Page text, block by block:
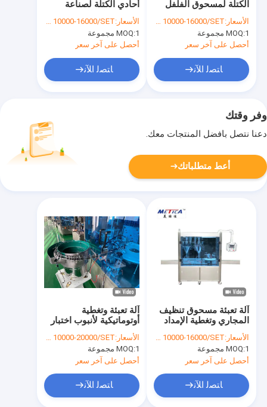
أحادي الكتلة لصناعة
مستحضرات التجميل
الغذائية
الأسعار:USD 10000-16000/SET
MOQ:1 مجموعة
أحصل على آخر سعر
ﺎﺘﺼﻟ ﺍﻶﻧ
الكتلة لمسحوق الفلفل
الأسعار:USD 10000-16000/SET
MOQ:1 مجموعة
أحصل على آخر سعر
ﺎﺘﺼﻟ ﺍﻶﻧ
وفر وقتك
دعنا نتصل بأفضل المنتجات معك.
أعط متطلباتك
آلة تعبئة وتغطية
أوتوماتيكية لأنبوب اختبار
مل
الأسعار:USD 10000-20000/SET
MOQ:1 مجموعة
أحصل على آخر سعر
ﺎﺘﺼﻟ ﺍﻶﻧ
آلة تعبئة مسحوق تنظيف
المجاري وتغطية الإمداد
بالهواء 0.8MPa
الأسعار:USD 10000-16000/SET
MOQ:1 مجموعة
أحصل على آخر سعر
ﺎﺘﺼﻟ ﺍﻶﻧ